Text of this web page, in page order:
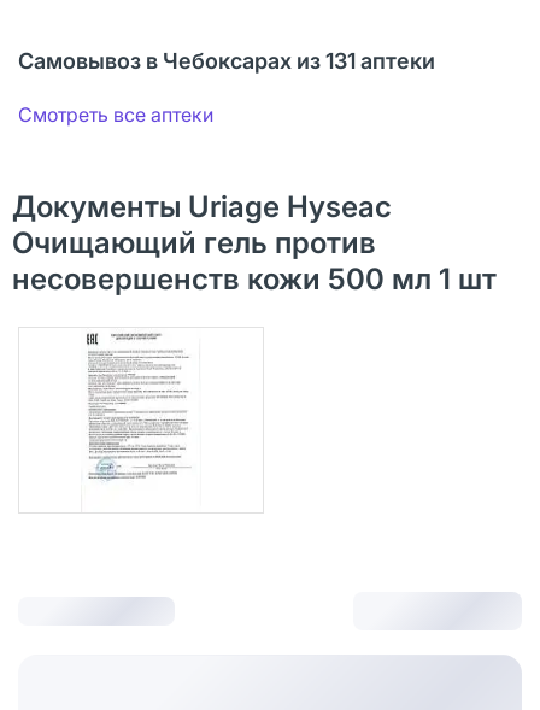
Самовывоз в Чебоксарах из 131 аптеки
Смотреть все аптеки
Документы Uriage Hyseac
Очищающий гель против
несовершенств кожи 500 мл 1 шт